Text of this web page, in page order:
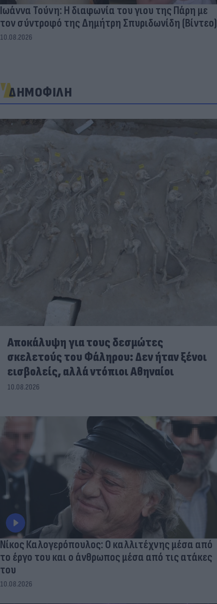
Ιωάννα Τούνη: Η διαφωνία του γιου της Πάρη με
τον σύντροφό της Δημήτρη Σπυριδωνίδη (Βίντεο)
10.08.2026
ΔΗΜΟΦΙΛΗ
Αποκάλυψη για τους δεσμώτες
σκελετούς του Φάληρου: Δεν ήταν ξένοι
εισβολείς, αλλά ντόπιοι Αθηναίοι
10.08.2026
Νίκος Καλογερόπουλος: Ο καλλιτέχνης μέσα από
το έργο του και ο άνθρωπος μέσα από τις ατάκες
του
10.08.2026